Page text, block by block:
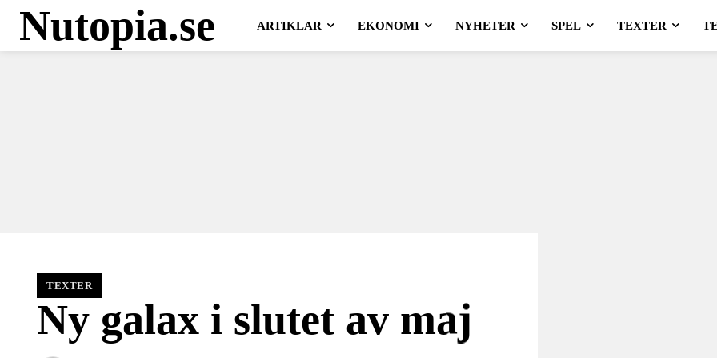
Nutopia.se ARTIKLAR EKONOMI NYHETER SPEL TEXTER
TEXTER
Ny galax i slutet av maj